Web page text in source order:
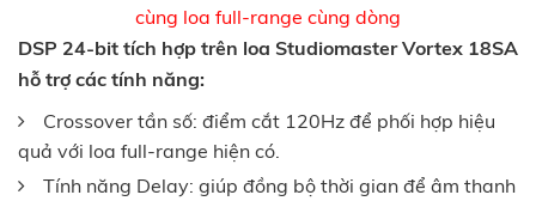
cùng loa full-range cùng dòng
DSP 24-bit tích hợp trên loa Studiomaster Vortex 18SA
hỗ trợ các tính năng:
Crossover tần số: điểm cắt 120Hz để phối hợp hiệu
quả với loa full-range hiện có.
Tính năng Delay: giúp đồng bộ thời gian để âm thanh